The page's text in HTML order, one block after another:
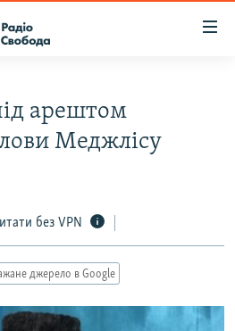
арештом
Меджлісу
без VPN
джерело в Google